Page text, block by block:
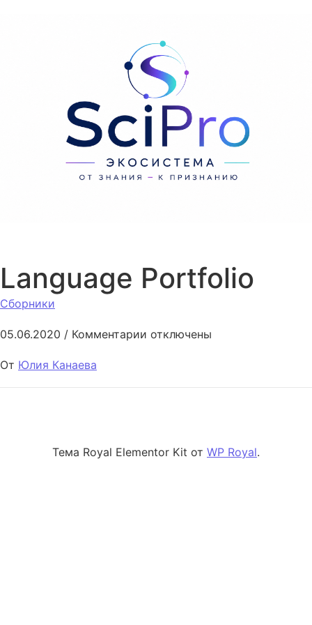
Language Portfolio
Сборники
05.06.2020 / Комментарии к записи Language Portfolio
отключены
От Юлия Канаева
Тема Royal Elementor Kit от WP Royal.